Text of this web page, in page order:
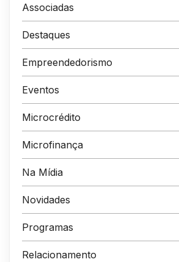
Associadas
Destaques
Empreendedorismo
Eventos
Microcrédito
Microfinança
Na Mídia
Novidades
Programas
Relacionamento